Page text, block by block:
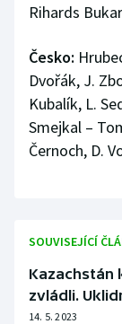
Rihards
Česko:
Dvořák, J.
Kubalík, L.
Smejkal –
Černoch, D.
SOUVISEJÍCÍ
Kazachstán
zvládli.
14. 5. 2023